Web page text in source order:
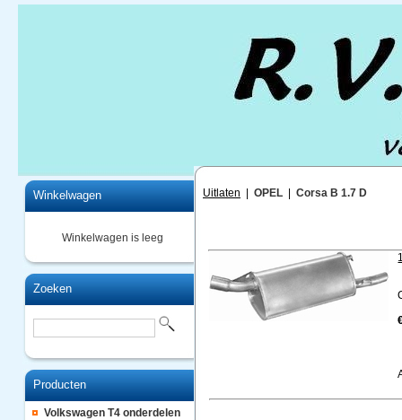
Winkelwagen
Winkelwagen is leeg
Zoeken
Producten
Volkswagen T4 onderdelen
Uitlaten OPEL Corsa B 1.7 D